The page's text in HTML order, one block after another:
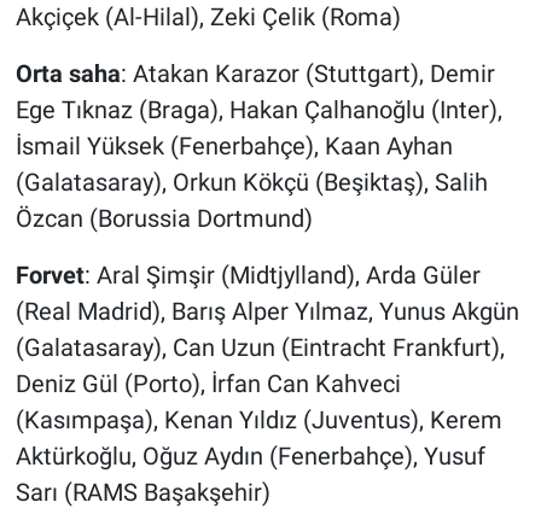
Akçiçek (Al-Hilal), Zeki Çelik (Roma)
Orta saha: Atakan Karazor (Stuttgart), Demir
Ege Tıknaz (Braga), Hakan Çalhanoğlu (Inter),
İsmail Yüksek (Fenerbahçe), Kaan Ayhan
(Galatasaray), Orkun Kökçü (Beşiktaş), Salih
Özcan (Borussia Dortmund)
Forvet: Aral Şimşir (Midtjylland), Arda Güler
(Real Madrid), Barış Alper Yılmaz, Yunus Akgün
(Galatasaray), Can Uzun (Eintracht Frankfurt),
Deniz Gül (Porto), İrfan Can Kahveci
(Kasımpaşa), Kenan Yıldız (Juventus), Kerem
Aktürkoğlu, Oğuz Aydın (Fenerbahçe), Yusuf
Sarı (RAMS Başakşehir)